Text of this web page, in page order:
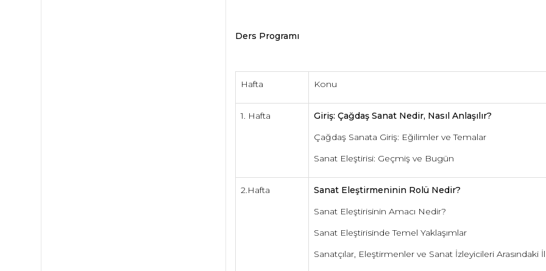
Ders Programı
Hafta Konu
1. Hafta
Giriş: Çağdaş Sanat Nedir, Nasıl Anlaşılır?
Çağdaş Sanata Giriş: Eğilimler ve Temalar
Sanat Eleştirisi: Geçmiş ve Bugün
2.Hafta
Sanat Eleştirmeninin Rolü Nedir?
Sanat Eleştirisinin Amacı Nedir?
Sanat Eleştirisinde Temel Yaklaşımlar
Sanatçılar, Eleştirmenler ve Sanat İzleyicileri Arasındaki